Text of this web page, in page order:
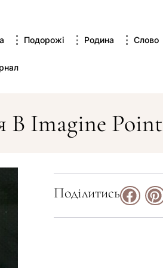
Подорожі Родина Слово
В Imagine Point
Поділитись